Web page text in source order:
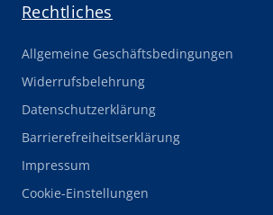
Rechtliches
Allgemeine Geschäftsbedingungen
Widerrufsbelehrung
Datenschutzerklärung
Barrierefreiheitserklärung
Impressum
Cookie-Einstellungen